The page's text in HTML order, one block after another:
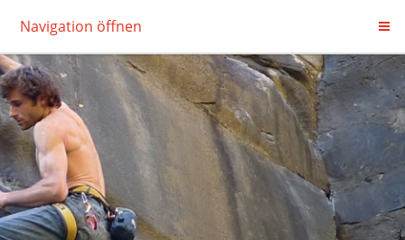
Navigation öffnen